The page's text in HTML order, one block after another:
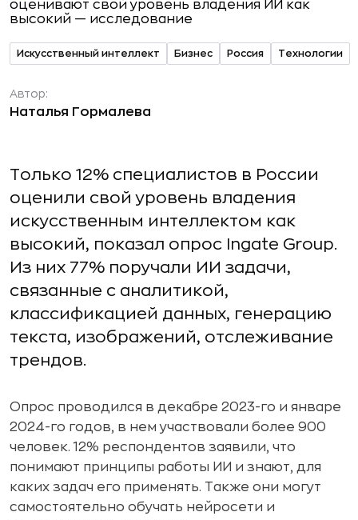
Искусственный интеллект Бизнес Россия Технологии
Автор:
Наталья Гормалева
Только 12% специалистов в России
оценили свой уровень владения
искусственным интеллектом как
высокий, показал опрос Ingate Group.
Из них 77% поручали ИИ задачи,
связанные с аналитикой,
классификацией данных, генерацию
текста, изображений, отслеживание
трендов.
Опрос проводился в декабре 2023-го и январе
2024-го годов, в нем участвовали более 900
человек. 12% респондентов заявили, что
понимают принципы работы ИИ и знают, для
каких задач его применять. Также они могут
самостоятельно обучать нейросети и